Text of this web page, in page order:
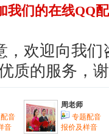
我们的在线QQ
音
音
周老师
专题配音
报价及样音